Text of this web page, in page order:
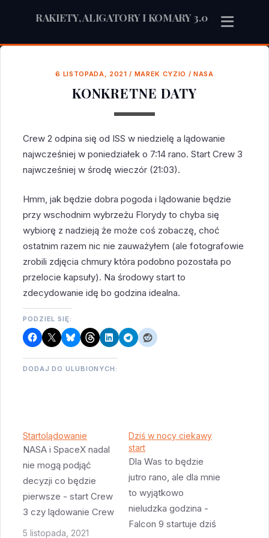
RAKIETY, ALIGATORY I KOMARY 3.0
6 LISTOPADA, 2021 / MAREK CYZIO / NASA
KONKRETNE DATY
Crew 2 odpina się od ISS w niedzielę a lądowanie
najwcześniej w poniedziałek o 7:14 rano. Start Crew 3
najwcześniej w środę wieczór (21:03).
Hmm, jak będzie dobra pogoda i lądowanie będzie
przy wschodnim wybrzeżu Florydy to chyba się
wybiorę z nadzieją że może coś zobaczę, choć
ostatnim razem nic nie zauważyłem (ale fotografowie
zrobili zdjęcia chmury która podobno pozostała po
przelocie kapsuły). Na środowy start to
zdecydowanie idę bo godzina idealna.
PODZIEL SIĘ:
DODAJ DO ULUBIONYCH:
Startolądowanie
NASA i SpaceX nadal
nie mogą podjąć
decyzji co będzie
pierwsze - start Crew
3 czy lądowanie Crew
2. Tego samego dnia
5 listopada, 2021
Dziś w nocy ciekawy
start
Dla Was to będzie
jutro rano, ale dla mnie
to wyjątkowo
nieludzka godzina -
Falcon 9 startuje dziś